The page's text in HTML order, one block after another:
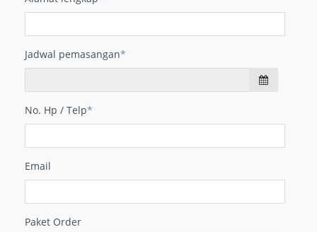
Jadwal pemasangan*
No. Hp / Telp*
Email
Paket Order